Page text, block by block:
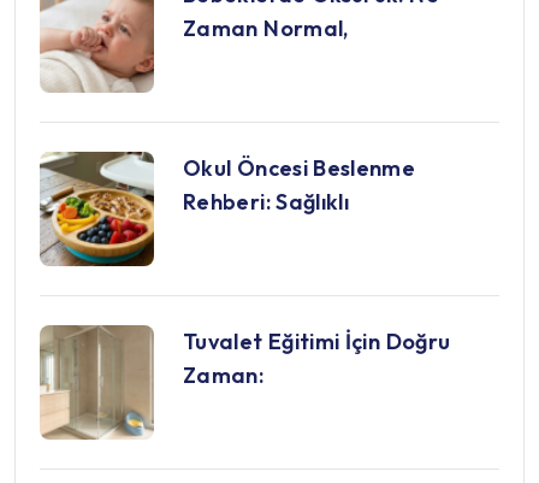
Zaman Normal,
Okul Öncesi Beslenme
Rehberi: Sağlıklı
Tuvalet Eğitimi İçin Doğru
Zaman: